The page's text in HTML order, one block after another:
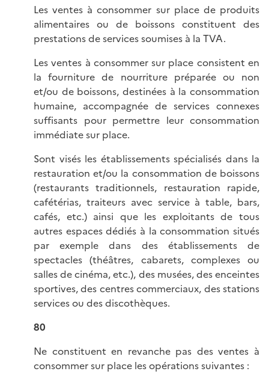
Les ventes à consommer sur place de produits
alimentaires ou de boissons constituent des
prestations de services soumises à la TVA.
Les ventes à consommer sur place consistent en
la fourniture de nourriture préparée ou non
et/ou de boissons, destinées à la consommation
humaine, accompagnée de services connexes
suffisants pour permettre leur consommation
immédiate sur place.
Sont visés les établissements spécialisés dans la
restauration et/ou la consommation de boissons
(restaurants traditionnels, restauration rapide,
cafétérias, traiteurs avec service à table, bars,
cafés, etc.) ainsi que les exploitants de tous
autres espaces dédiés à la consommation situés
par exemple dans des établissements de
spectacles (théâtres, cabarets, complexes ou
salles de cinéma, etc.), des musées, des enceintes
sportives, des centres commerciaux, des stations
services ou des discothèques.
80
Ne constituent en revanche pas des ventes à
consommer sur place les opérations suivantes :